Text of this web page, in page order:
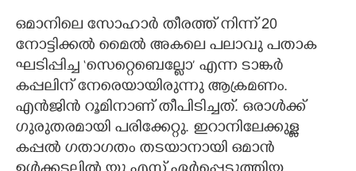
ഒമാനിലെ സോഹാർ തീരത്ത് നിന്ന് 20
നോട്ടിക്കൽ മൈൽ അകലെ പലാവു പതാക
ഘടിപ്പിച്ച ‘സെറ്റെബെല്ലോ’ എന്ന ടാങ്കർ
കപ്പലിന് നേരെയായിരുന്നു ആക്രമണം.
എൻജിൻ റൂമിനാണ് തീപിടിച്ചത്. ഒരാൾക്ക്
ഗുരുതരമായി പരിക്കേറ്റു. ഇറാനിലേക്കുള്ള
കപ്പൽ ഗതാഗതം തടയാനായി ഒമാൻ